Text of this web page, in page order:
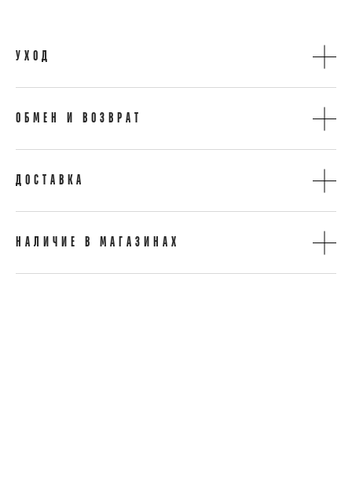
УХОД
ОБМЕН И ВОЗВРАТ
ДОСТАВКА
НАЛИЧИЕ В МАГАЗИНАХ